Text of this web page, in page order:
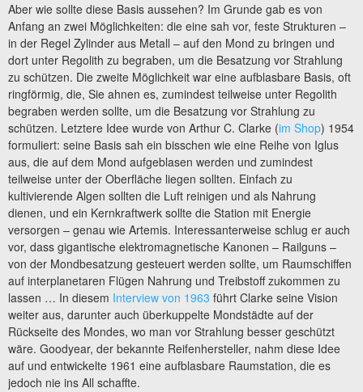
Aber wie sollte diese Basis aussehen? Im Grunde gab es von
Anfang an zwei Möglichkeiten: die eine sah vor, feste Strukturen –
in der Regel Zylinder aus Metall – auf den Mond zu bringen und
dort unter Regolith zu begraben, um die Besatzung vor Strahlung
zu schützen. Die zweite Möglichkeit war eine aufblasbare Basis, oft
ringförmig, die, Sie ahnen es, zumindest teilweise unter Regolith
begraben werden sollte, um die Besatzung vor Strahlung zu
schützen. Letztere Idee wurde von Arthur C. Clarke (im Shop) 1954
formuliert: seine Basis sah ein bisschen wie eine Reihe von Iglus
aus, die auf dem Mond aufgeblasen werden und zumindest
teilweise unter der Oberfläche liegen sollten. Einfach zu
kultivierende Algen sollten die Luft reinigen und als Nahrung
dienen, und ein Kernkraftwerk sollte die Station mit Energie
versorgen – genau wie Artemis. Interessanterweise schlug er auch
vor, dass gigantische elektromagnetische Kanonen – Railguns –
von der Mondbesatzung gesteuert werden sollte, um Raumschiffen
auf interplanetaren Flügen Nahrung und Treibstoff zukommen zu
lassen … In diesem Interview von 1963 führt Clarke seine Vision
weiter aus, darunter auch überkuppelte Mondstädte auf der
Rückseite des Mondes, wo man vor Strahlung besser geschützt
wäre. Goodyear, der bekannte Reifenhersteller, nahm diese Idee
auf und entwickelte 1961 eine aufblasbare Raumstation, die es
jedoch nie ins All schaffte.